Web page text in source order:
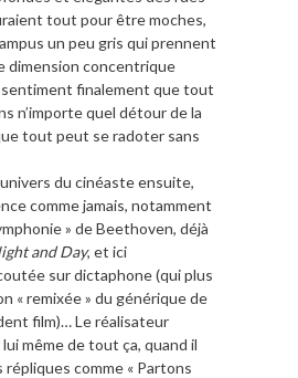
tout pour être moches,
un peu gris qui prennent
dimension concentrique
sentiment finalement que tout
n’importe quel détour de la
tout peut se radoter sans
du cinéaste ensuite,
comme jamais, notamment
» de Beethoven, déjà
and Day, et ici
sur dictaphone (qui plus
« remixée » du générique de
film)… Le réalisateur
lui même de tout ça, quand il
comme « Partons